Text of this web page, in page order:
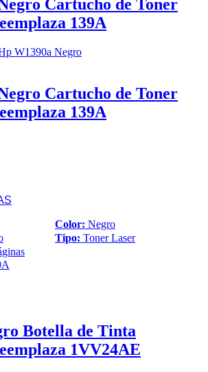
Cartucho de Toner
139A
Cartucho de Toner
139A
Color: Negro
Tipo: Toner Laser
Botella de Tinta
1VV24AE